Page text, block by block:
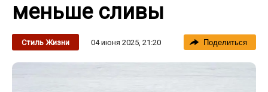
меньше сливы
Стиль Жизни 04 июня 2025, 21:20 Поделиться